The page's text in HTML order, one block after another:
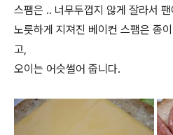
스팸은 .. 너무두껍지 않게 잘라서
노릇하게 지져진 베이컨 스팸은 종
고,
오이는 어슷썰어 줍니다.